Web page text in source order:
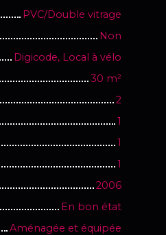
PVC/Double vitrage
Non
Digicode, Local à vélo
30 m²
2
1
1
1
2006
En bon état
Aménagée et équipée